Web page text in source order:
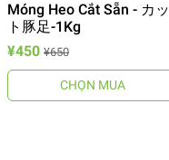
Móng Heo Cắt Sẵn - カッ
ト豚足-1Kg
¥450 ¥650
CHỌN MUA